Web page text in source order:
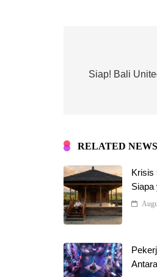
Siap! Bali
RELATED NEWS
Krisis
Siapa